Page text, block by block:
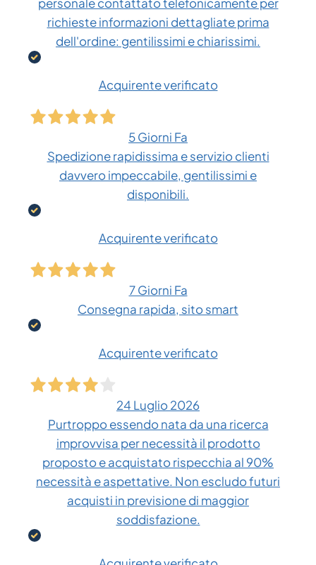
richieste informazioni dettagliate prima
dell'ordine: gentilissimi e chiarissimi.
Acquirente verificato
5 Giorni Fa
Spedizione rapidissima e servizio clienti
davvero impeccabile, gentilissimi e
disponibili.
Acquirente verificato
7 Giorni Fa
Consegna rapida, sito smart
Acquirente verificato
24 Luglio 2026
Purtroppo essendo nata da una ricerca
improvvisa per necessità il prodotto
proposto e acquistato rispecchia al 90%
necessità e aspettative. Non escludo futuri
acquisti in previsione di maggior
soddisfazione.